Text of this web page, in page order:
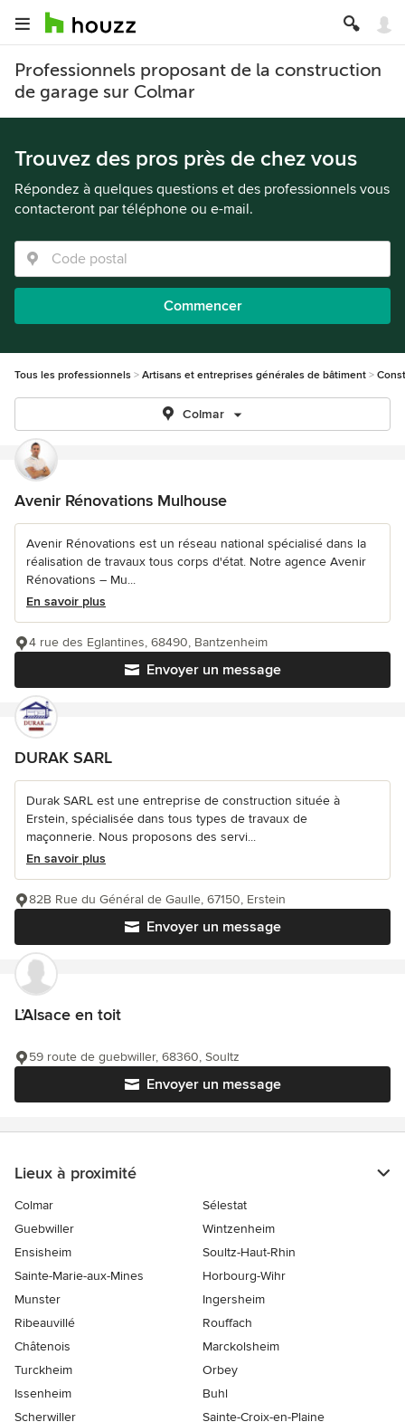
Professionnels proposant de la construction
de garage sur Colmar
Trouvez des pros près de chez vous
Répondez à quelques questions et des professionnels vous
contacteront par téléphone ou e-mail.
Commencer
Tous les professionnels Artisans et entreprises générales de bâtiment
Colmar
Avenir Rénovations Mulhouse
Avenir Rénovations est un réseau national spécialisé dans la
réalisation de travaux tous corps d'état. Notre agence Avenir
Rénovations – Mu...
En savoir plus
Envoyer un message
4 rue des Eglantines, 68490, Bantzenheim
DURAK SARL
Durak SARL est une entreprise de construction située à
Erstein, spécialisée dans tous types de travaux de
maçonnerie. Nous proposons des servi...
En savoir plus
Envoyer un message
82B Rue du Général de Gaulle, 67150, Erstein
L’Alsace en toit
Envoyer un message
59 route de guebwiller, 68360, Soultz
Lieux à proximité
Colmar
Sélestat
Guebwiller
Wintzenheim
Ensisheim
Soultz-Haut-Rhin
Sainte-Marie-aux-Mines
Horbourg-Wihr
Munster
Ingersheim
Ribeauvillé
Rouffach
Châtenois
Marckolsheim
Turckheim
Orbey
Issenheim
Buhl
Scherwiller
Sainte-Croix-en-Plaine